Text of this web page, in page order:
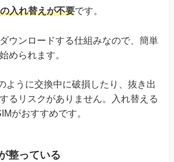
入れ替えが不要です。
ウンロードする仕組みなので、簡単
められます。
ように交換中に破損したり、抜き出
るリスクがありません。入れ替える
がおすすめです。
整っている